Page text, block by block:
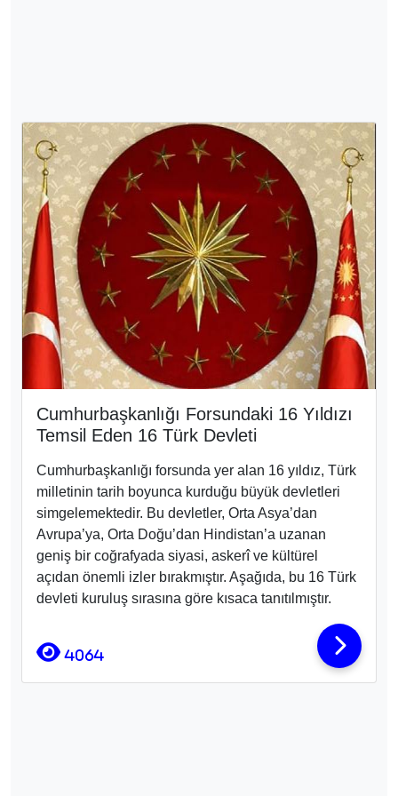
Cumhurbaşkanlığı Forsundaki 16 Yıldızı
Temsil Eden 16 Türk Devleti
Cumhurbaşkanlığı forsunda yer alan 16 yıldız, Türk
milletinin tarih boyunca kurduğu büyük devletleri
simgelemektedir. Bu devletler, Orta Asya’dan
Avrupa’ya, Orta Doğu’dan Hindistan’a uzanan
geniş bir coğrafyada siyasi, askerî ve kültürel
açıdan önemli izler bırakmıştır. Aşağıda, bu 16 Türk
devleti kuruluş sırasına göre kısaca tanıtılmıştır.
4064